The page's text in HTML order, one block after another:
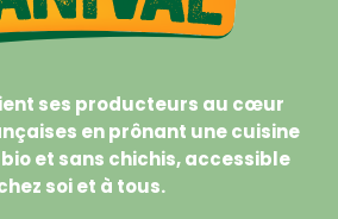
ses producteurs au cœur
en prônant une cuisine
et sans chichis, accessible
soi et à tous.